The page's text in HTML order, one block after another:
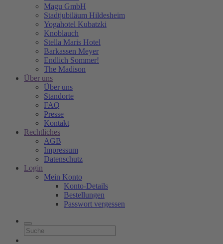
Magu GmbH
Stadtjubiläum Hildesheim
Yogahotel Kubatzki
Knoblauch
Stella Maris Hotel
Barkassen Meyer
Endlich Sommer!
The Madison
Über uns
Über uns
Standorte
FAQ
Presse
Kontakt
Rechtliches
AGB
Impressum
Datenschutz
Login
Mein Konto
Konto-Details
Bestellungen
Passwort vergessen